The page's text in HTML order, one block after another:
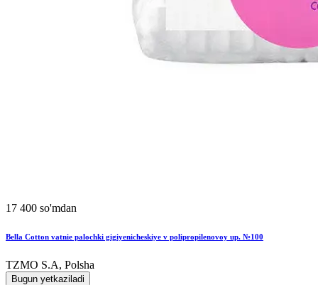
17 400 so'mdan
Bella Cotton vatnie palochki gigiyenicheskiye v polipropilenovoy up. №100
TZMO S.A, Polsha
Bugun yetkaziladi